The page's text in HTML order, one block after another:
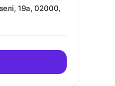
19а, 02000,